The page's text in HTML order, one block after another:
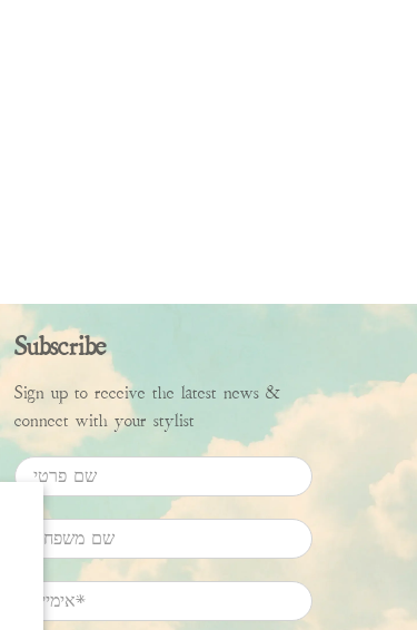
Subscribe
Sign up to receive the latest news &
connect with your stylist
שם פרטי
שם משפחה
אימייל*